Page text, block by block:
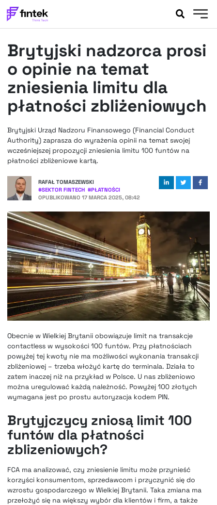
BANKOWOŚĆ
EVENTY
FELIETONY
WYWIADY
LEGAL
FINTEK EXTRA
OKIEM EKSPERTA
Brytyjski nadzorca prosi
o opinie na temat
zniesienia limitu dla
płatności zbliżeniowych
Brytyjski Urząd Nadzoru Finansowego (Financial Conduct
Authority) zaprasza do wyrażenia opinii na temat swojej
wcześniejszej propozycji zniesienia limitu 100 funtów na
płatności zbliżeniowe kartą.
RAFAŁ TOMASZEWSKI
#SEKTOR FINTECH #PŁATNOŚCI
OPUBLIKOWANO 17 MARCA 2025, 08:42
Obecnie w Wielkiej Brytanii obowiązuje limit na transakcje
contactless w wysokości 100 funtów. Przy płatnościach
powyżej tej kwoty nie ma możliwości wykonania transakcji
zbliżeniowej – trzeba włożyć kartę do terminala. Działa to
zatem inaczej niż na przykład w Polsce. U nas zbliżeniowo
można uregulować każdą należność. Powyżej 100 złotych
wymagana jest po prostu autoryzacja kodem PIN.
Brytyjczycy zniosą limit 100
funtów dla płatności
zblizeniowych?
FCA ma analizować, czy zniesienie limitu może przynieść
korzyści konsumentom, sprzedawcom i przyczynić się do
wzrostu gospodarczego w Wielkiej Brytanii. Taka zmiana ma
przełożyć się na większy wybór dla klientów i firm, a także